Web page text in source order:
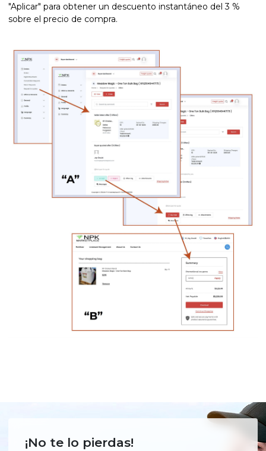
"Aplicar" para obtener un descuento instantáneo del 3 %
sobre el precio de compra.
¡No te lo pierdas!